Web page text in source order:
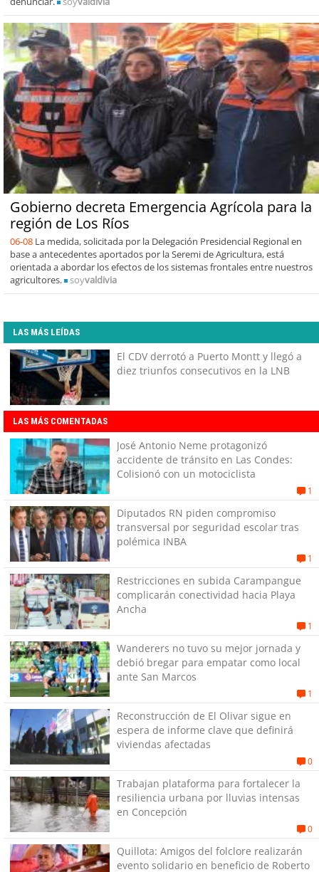
Gobierno decreta Emergencia Agrícola para la
región de Los Ríos
06-08 La medida, solicitada por la Delegación Presidencial Regional en
base a antecedentes aportados por la Seremi de Agricultura, está
orientada a abordar los efectos de los sistemas frontales entre nuestros
agricultores.
soyvaldivia
LAS MÁS LEÍDAS
El CDV derrotó a Puerto Montt y llegó a
diez triunfos consecutivos en la LNB
LAS MÁS COMENTADAS
José Antonio Neme protagonizó
accidente de tránsito en Las Condes:
Colisionó con un motociclista
1
Diputados RN piden compromiso
transversal por seguridad escolar tras
polémica INBA
1
Restricciones en subida Carampangue
complicarán conectividad hacia Playa
Ancha
1
Wanderers no tuvo su mejor jornada y
debió bregar para empatar como local
ante San Marcos
1
Reconstrucción de El Olivar sigue en
espera de informe clave que definirá
viviendas afectadas
0
Trabajan plataforma para fortalecer la
resiliencia urbana por lluvias intensas
en Concepción
0
Quillota: Amigos del folclore realizarán
evento solidario en beneficio de Roberto